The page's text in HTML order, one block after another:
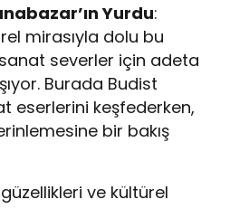
Yurdu:
mirasıyla dolu bu
severler için adeta
Burada Budist
eserlerini keşfederken,
bir bakış
ve kültürel